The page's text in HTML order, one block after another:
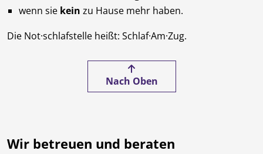
wenn sie kein zu Hause mehr haben.
Die Not·schlafstelle heißt: Schlaf·Am·Zug.
Nach Oben
Wir betreuen und beraten